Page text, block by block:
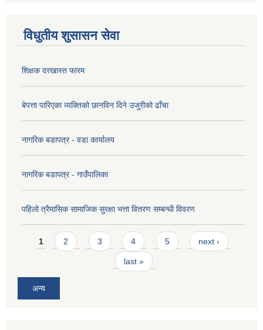
विधुतीय शुसासन सेवा
शिक्षक दरखास्त फारम
बेपत्ता पारिएका व्यक्तिको छानविन दिने उजुरीको ढाँचा
नागरिक बडापत्र - वडा कार्यालय
नागरिक बडापत्र - गाउँपालिका
पहिलो त्रैमासिक सामाजिक सुरक्षा भत्ता वितरण सम्बन्धी विवरण
Pages
1 2 3 4 5 next ›
last »
अन्य